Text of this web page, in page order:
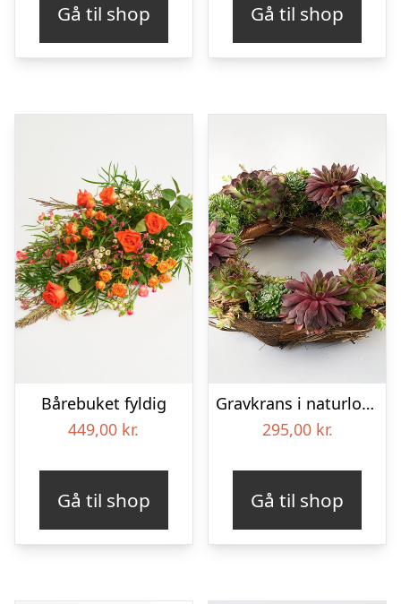
Gå til shop Gå til shop
Bårebuket fyldig
449,00 kr.
Gå til shop
Gravkrans i naturlook – Blomster til begravelse
295,00 kr.
Gå til shop